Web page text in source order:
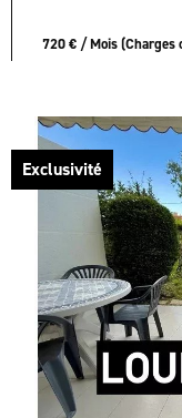
720 € / Mois (Charges
Exclusivité